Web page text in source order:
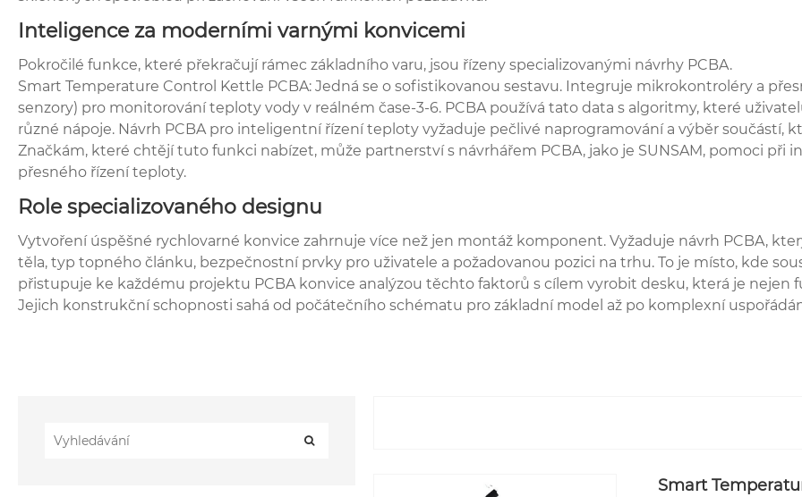
Inteligence za moderními varnými konvicemi
Pokročilé funkce, které překračují rámec základního varu, jsou řízeny specializovanými návrhy PCBA.
Smart Temperature Control Kettle PCBA: Jedná se o sofistikovanou sestavu. Integruje mikrokontroléry a
senzory) pro monitorování teploty vody v reálném čase-3-6. PCBA používá tato data s algoritmy, které
různé nápoje. Návrh PCBA pro inteligentní řízení teploty vyžaduje pečlivé naprogramování a výběr součástí,
Značkám, které chtějí tuto funkci nabízet, může partnerství s návrhářem PCBA, jako je SUNSAM, pomoci při
přesného řízení teploty.
Role specializovaného designu
Vytvoření úspěšné rychlovarné konvice zahrnuje více než jen montáž komponent. Vyžaduje návrh PCBA,
těla, typ topného článku, bezpečnostní prvky pro uživatele a požadovanou pozici na trhu. To je místo, kde
přistupuje ke každému projektu PCBA konvice analýzou těchto faktorů s cílem vyrobit desku, která je nejen
Jejich konstrukční schopnosti sahá od počátečního schématu pro základní model až po komplexní
Smart